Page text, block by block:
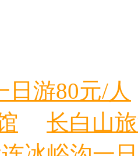
日游80元/人
长白山